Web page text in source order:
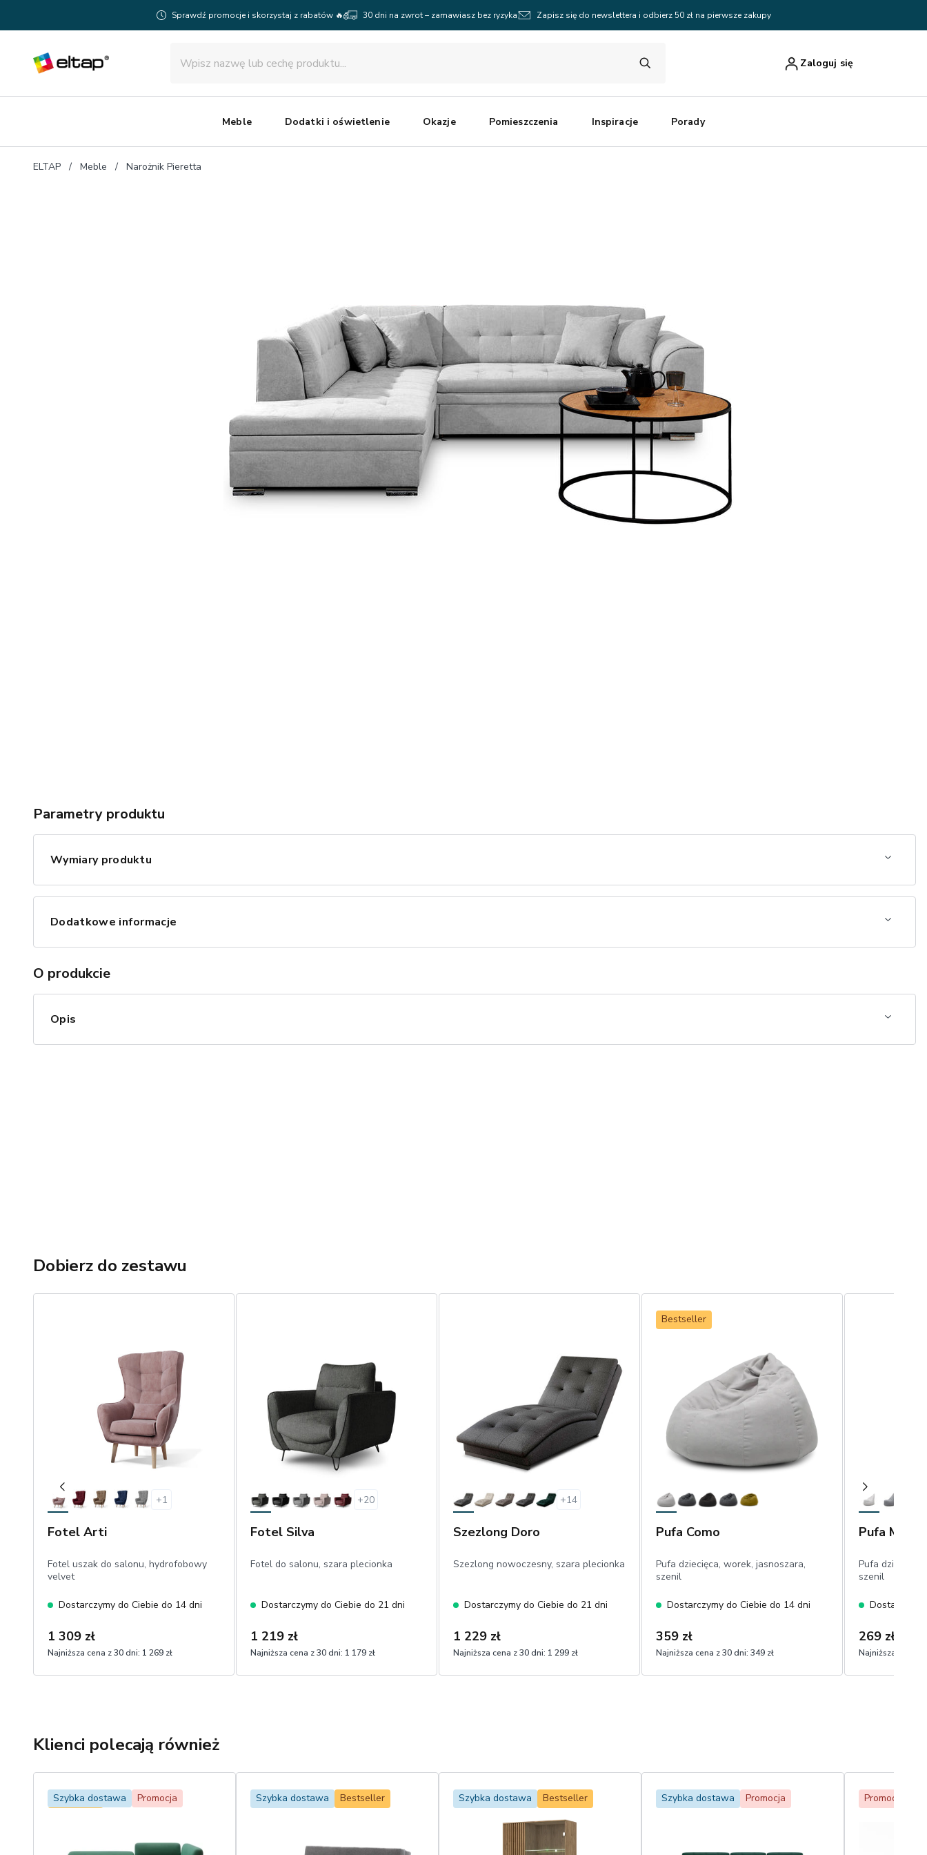
Sprawdź promocje i skorzystaj z rabatów 🔥 30 dni na zwrot – zamawiasz bez ryzyka Zapisz się do newslettera i odbierz 50 zł na pierwsze zakupy
Zaloguj się
Meble Dodatki i oświetlenie Okazje Pomieszczenia Inspiracje Porady
ELTAP Meble Narożnik Pieretta
Parametry produktu
Wymiary produktu
Dodatkowe informacje
O produkcie
Opis
Dobierz do zestawu
+1
Fotel Arti
Fotel uszak do salonu, hydrofobowy
velvet
Dostarczymy do Ciebie do 14 dni
1 309 zł
Najniższa cena z 30 dni: 1 269 zł
+20
Fotel Silva
Fotel do salonu, szara plecionka
Dostarczymy do Ciebie do 21 dni
1 219 zł
Najniższa cena z 30 dni: 1 179 zł
+14
Szezlong Doro
Szezlong nowoczesny, szara plecionka
Dostarczymy do Ciebie do 21 dni
1 229 zł
Najniższa cena z 30 dni: 1 299 zł
Bestseller
Pufa Como
Pufa dziecięca, worek, jasnoszara,
szenil
Dostarczymy do Ciebie do 14 dni
359 zł
Najniższa cena z 30 dni: 349 zł
Pufa Mario
Pufa
szenil
269 zł
Najniższa cena z
Klienci polecają również
Szybka dostawa
Promocja
Szybka dostawa Bestseller Szybka dostawa Bestseller Szybka dostawa Promocja Promocja